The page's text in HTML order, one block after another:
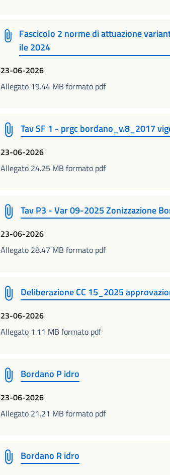
Fascicolo 2 norme di attuazione
ile 2024
23-06-2026
Allegato 19.44 MB formato pdf
Tav SF 1 - prgc bordano_v.8_2017
23-06-2026
Allegato 24.25 MB formato pdf
Tav P3 - Var 09-2025 Zonizzazione
23-06-2026
Allegato 28.47 MB formato pdf
Deliberazione CC 15_2025
23-06-2026
Allegato 1.11 MB formato pdf
Bordano P idro
23-06-2026
Allegato 21.21 MB formato pdf
Bordano R idro